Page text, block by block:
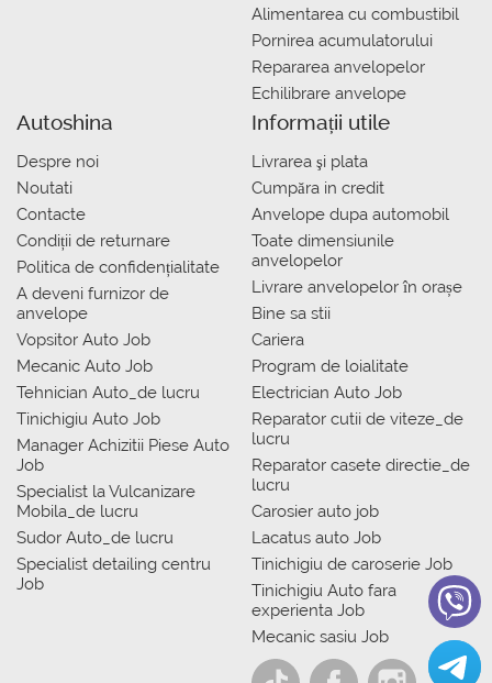
Alimentarea cu combustibil
Pornirea acumulatorului
Repararea anvelopelor
Echilibrare anvelope
Autoshina
Despre noi
Noutati
Contacte
Condiții de returnare
Politica de confidențialitate
A deveni furnizor de
anvelope
Vopsitor Auto Job
Mecanic Auto Job
Tehnician Auto_de lucru
Tinichigiu Auto Job
Manager Achizitii Piese Auto
Job
Specialist la Vulcanizare
Mobila_de lucru
Sudor Auto_de lucru
Specialist detailing centru
Job
Informații utile
Livrarea şi plata
Сumpăra in credit
Anvelope dupa automobil
Toate dimensiunile
anvelopelor
Livrare anvelopelor în orașe
Bine sa stii
Cariera
Program de loialitate
Electrician Auto Job
Reparator cutii de viteze_de
lucru
Reparator casete directie_de
lucru
Carosier auto job
Lacatus auto Job
Tinichigiu de caroserie Job
Tinichigiu Auto fara
experienta Job
Mecanic sasiu Job